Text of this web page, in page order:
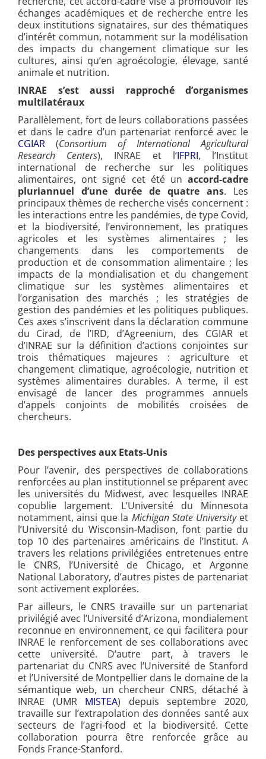
échanges académiques et de recherche entre les
deux institutions signataires, sur des thématiques
d’intérêt commun, notamment sur la modélisation
des impacts du changement climatique sur les
cultures, ainsi qu’en agroécologie, élevage, santé
animale et nutrition.
INRAE s’est aussi rapproché d’organismes
multilatéraux
Parallèlement, fort de leurs collaborations passées
et dans le cadre d’un partenariat renforcé avec le
CGIAR (Consortium of International Agricultural
Research Centers), INRAE et l‘IFPRI, l’Institut
international de recherche sur les politiques
alimentaires, ont signé cet été un accord-cadre
pluriannuel d’une durée de quatre ans. Les
principaux thèmes de recherche visés concernent :
les interactions entre les pandémies, de type Covid,
et la biodiversité, l’environnement, les pratiques
agricoles et les systèmes alimentaires ; les
changements dans les comportements de
production et de consommation alimentaire ; les
impacts de la mondialisation et du changement
climatique sur les systèmes alimentaires et
l’organisation des marchés ; les stratégies de
gestion des pandémies et les politiques publiques.
Ces axes s’inscrivent dans la déclaration commune
du Cirad, de l’IRD, d’Agreenium, des CGIAR et
d’INRAE sur la définition d’actions conjointes sur
trois thématiques majeures : agriculture et
changement climatique, agroécologie, nutrition et
systèmes alimentaires durables. A terme, il est
envisagé de lancer des programmes annuels
d’appels conjoints de mobilités croisées de
chercheurs.
Des perspectives aux Etats-Unis
Pour l’avenir, des perspectives de collaborations
renforcées au plan institutionnel se préparent avec
les universités du Midwest, avec lesquelles INRAE
copublie largement. L’Université du Minnesota
notamment, ainsi que la Michigan State Universityet
l’Université du Wisconsin-Madison, font partie du
top 10 des partenaires américains de l’Institut. A
travers les relations privilégiées entretenues entre
le CNRS, l’Université de Chicago, et Argonne
National Laboratory, d’autres pistes de partenariat
sont activement explorées.
Par ailleurs, le CNRS travaille sur un partenariat
privilégié avec l’Université d’Arizona, mondialement
reconnue en environnement, ce qui facilitera pour
INRAE le renforcement de ses collaborations avec
cette université. D’autre part, à travers le
partenariat du CNRS avec l’Université de Stanford
et l’Université de Montpellier dans le domaine de la
sémantique web, un chercheur CNRS, détaché à
INRAE (UMR MISTEA) depuis septembre 2020,
travaille sur l’extrapolation des données santé aux
secteurs de l’agri-food et la biodiversité. Cette
collaboration pourra être renforcée grâce au
Fonds France-Stanford.